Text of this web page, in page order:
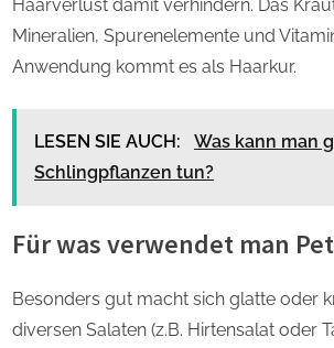
Haarverlust damit verhindern. Das
Mineralien, Spurenelemente und
Anwendung kommt es als Haarkur.
LESEN SIE AUCH:
Was kann man
Schlingpflanzen tun?
Für was verwendet man
Besonders gut macht sich glatte oder
diversen Salaten (z.B. Hirtensalat oder